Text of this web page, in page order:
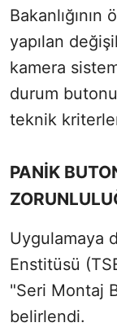
yapılan
kamera
durum
teknik
PANİK
Uygulamaya
Enstitüsü
"Seri Montaj
belirlendi.